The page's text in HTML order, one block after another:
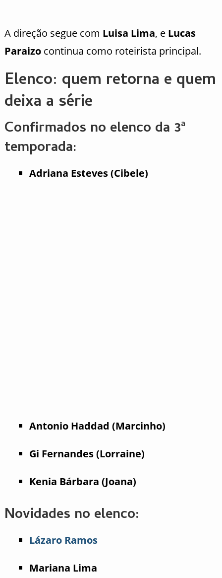
A direção segue com Luisa Lima, e Lucas
Paraizocontinua como roteirista principal.
Elenco: quem retorna e quem
deixa a série
Confirmados no elenco da 3ª
temporada:
Adriana Esteves (Cibele)
Antonio Haddad (Marcinho)
Gi Fernandes (Lorraine)
Kenia Bárbara (Joana)
Novidades no elenco:
Lázaro Ramos
Mariana Lima